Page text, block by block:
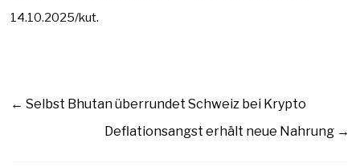
14.10.2025/kut.
← Selbst Bhutan überrundet Schweiz bei Krypto
Deflationsangst erhält neue Nahrung →